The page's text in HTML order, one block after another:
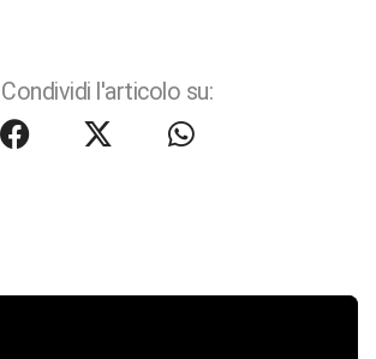
Condividi l'articolo su: